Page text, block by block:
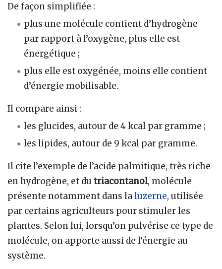
De façon simplifiée :
plus une molécule contient d’hydrogène
par rapport à l’oxygène, plus elle est
énergétique ;
plus elle est oxygénée, moins elle contient
d’énergie mobilisable.
Il compare ainsi :
les glucides, autour de 4 kcal par gramme ;
les lipides, autour de 9 kcal par gramme.
Il cite l’exemple de l’acide palmitique, très riche
en hydrogène, et du triacontanol, molécule
présente notamment dans laluzerne, utilisée
par certains agriculteurs pour stimuler les
plantes. Selon lui, lorsqu’on pulvérise ce type de
molécule, on apporte aussi de l’énergie au
système.